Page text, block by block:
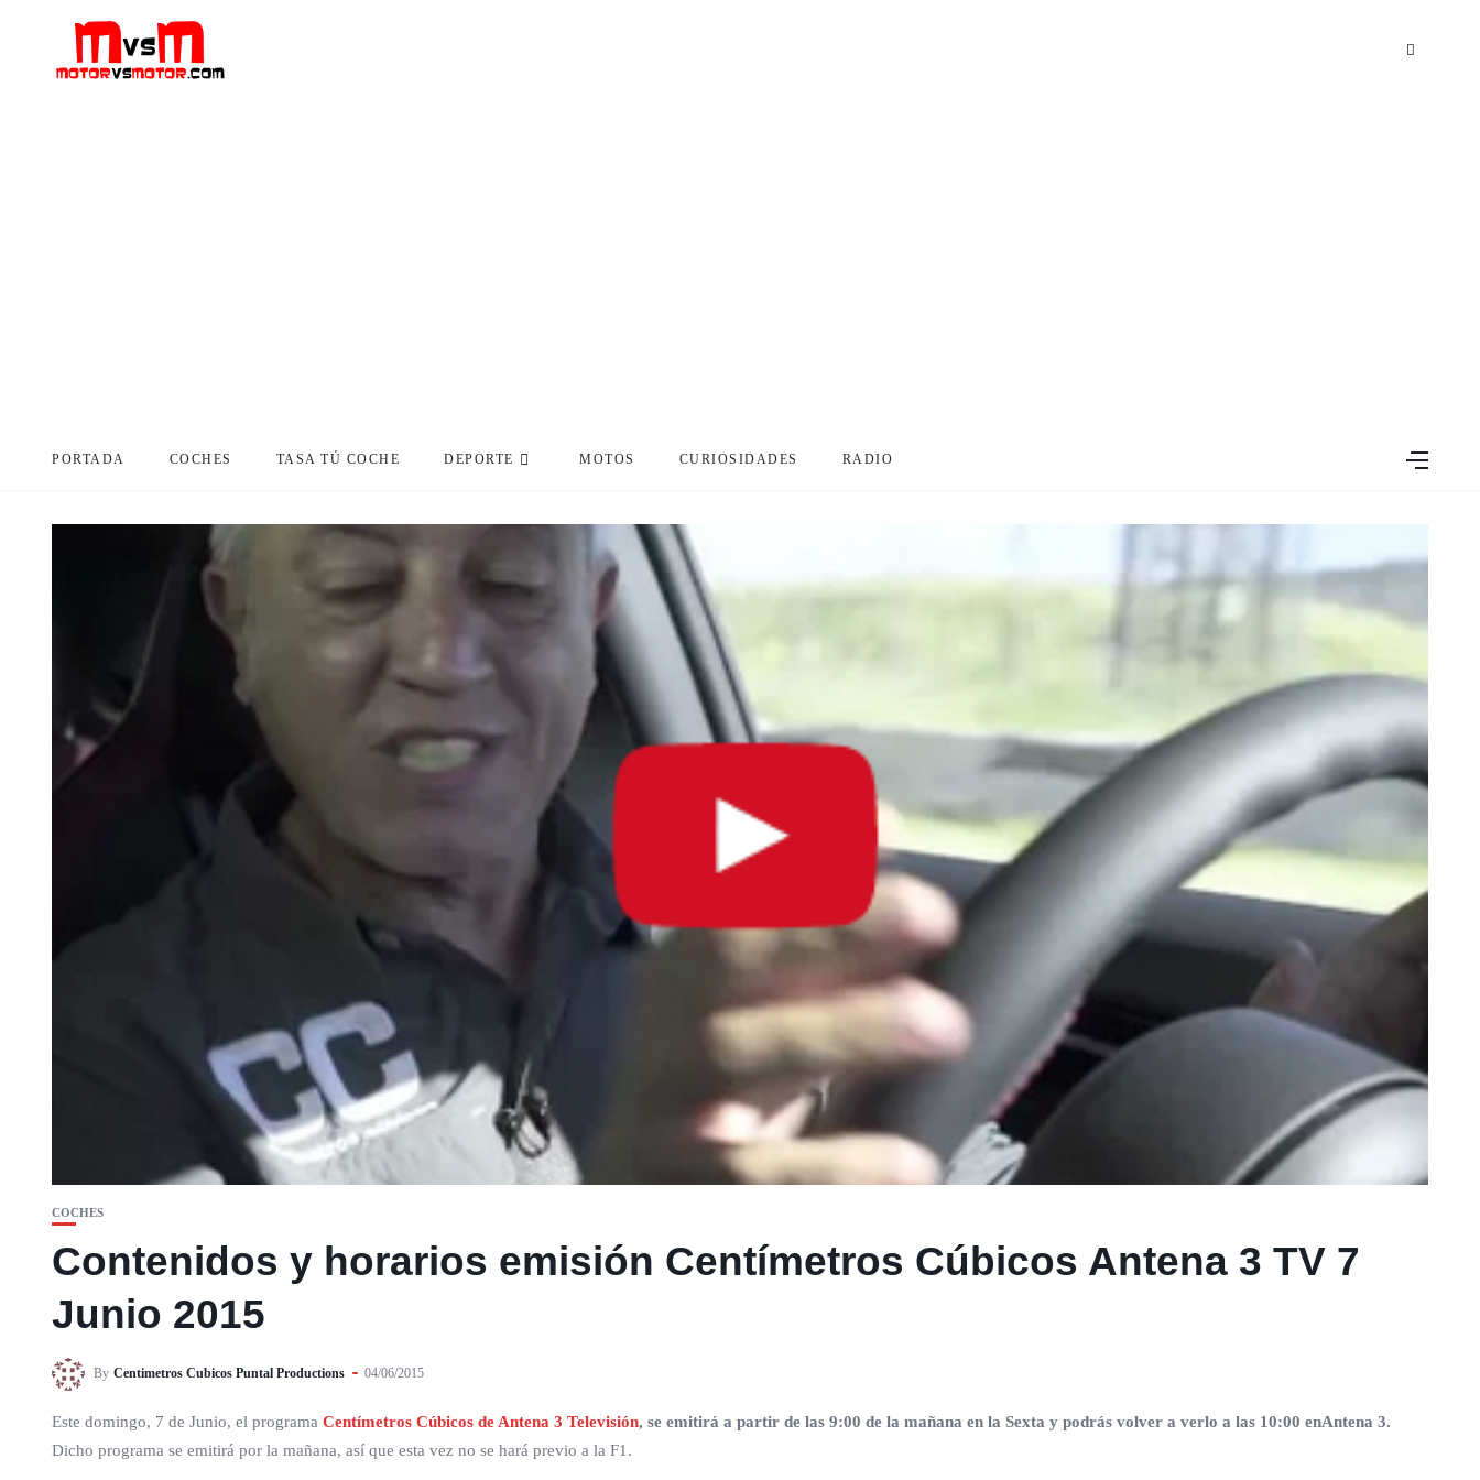
PORTADA COCHES TASA TÚ COCHE DEPORTE MOTOS CURIOSIDADES RADIO
COCHES
Contenidos y horarios emisión Centímetros Cúbicos Antena 3 TV 7
Junio 2015
By Centimetros Cubicos Puntal Productions 04/06/2015
Este domingo, 7 de Junio, el programa Centímetros Cúbicos de Antena 3 Televisión, se emitirá a partir de las 9:00 de la mañana en la Sexta y podrás volver a verlo a las 10:00 enAntena 3.
Dicho programa se emitirá por la mañana, así que esta vez no se hará previo a la F1.